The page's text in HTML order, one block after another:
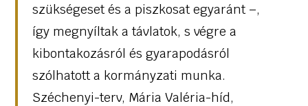
szükségeset és a piszkosat egyaránt –,
így megnyíltak a távlatok, s végre a
kibontakozásról és gyarapodásról
szólhatott a kormányzati munka.
Széchenyi-terv, Mária Valéria-híd,